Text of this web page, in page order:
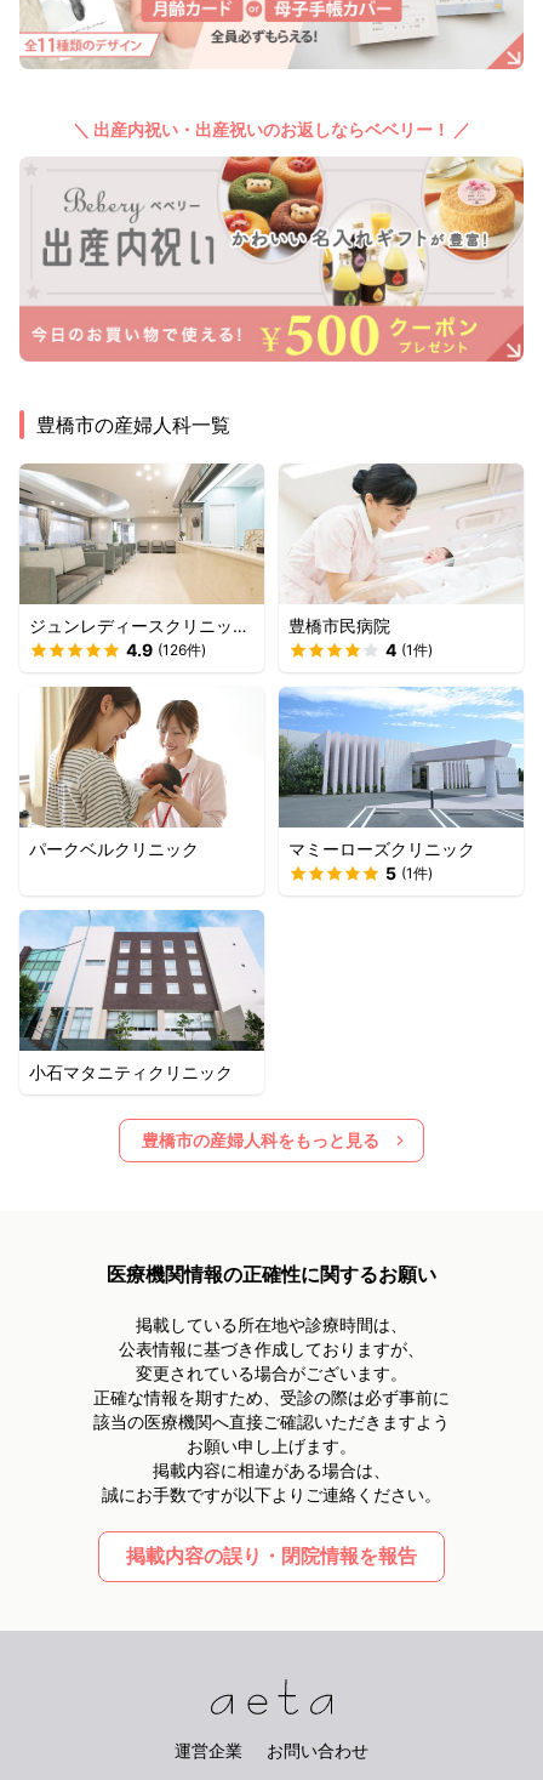
＼ 出産内祝い・出産祝いのお返しならベベリー！ ／
豊橋市の産婦人科一覧
ジュンレディースクリニック
豊橋
4.9 (126件)
豊橋市民病院
4 (1件)
パークベルクリニック
マミーローズクリニック
5 (1件)
小石マタニティクリニック
豊橋市の産婦人科をもっと見る
医療機関情報の正確性に関するお願い
掲載している所在地や診療時間は、
公表情報に基づき作成しておりますが、
変更されている場合がございます。
正確な情報を期すため、受診の際は必ず事前に
該当の医療機関へ直接ご確認いただきますよう
お願い申し上げます。
掲載内容に相違がある場合は、
誠にお手数ですが以下よりご連絡ください。
掲載内容の誤り・閉院情報を報告
運営企業 お問い合わせ